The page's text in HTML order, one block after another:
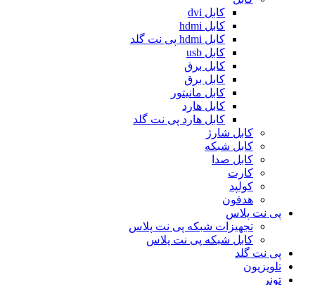
کابل dvi
کابل hdmi
کابل hdmi پی نت گلد
کابل usb
کابل برق
کابل برق
کابل مانیتور
کابل هارد
کابل هارد پی نت گلد
کابل شارژ
کابل شبکه
کابل صدا
کارت
کولپد
هدفون
پی نت پلاس
تجهیزات شبکه پی نت پلاس
کابل شبکه پی نت پلاس
پی نت گلد
تلویزیون
تونر